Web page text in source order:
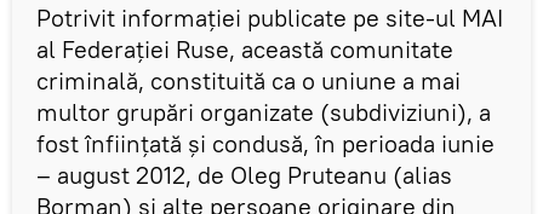
Potrivit informației publicate pe site-ul MAI
al Federației Ruse, această comunitate
criminală, constituită ca o uniune a mai
multor grupări organizate (subdiviziuni), a
fost înființată și condusă, în perioada iunie
– august 2012, de Oleg Pruteanu (alias
Borman) și alte persoane originare din